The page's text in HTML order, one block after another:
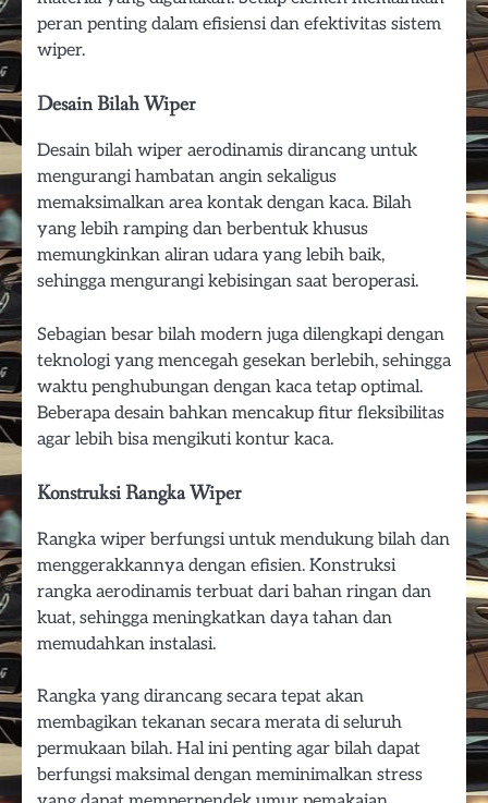
peran penting dalam efisiensi dan efektivitas sistem
wiper.
Desain Bilah Wiper
Desain bilah wiper aerodinamis dirancang untuk
mengurangi hambatan angin sekaligus
memaksimalkan area kontak dengan kaca. Bilah
yang lebih ramping dan berbentuk khusus
memungkinkan aliran udara yang lebih baik,
sehingga mengurangi kebisingan saat beroperasi.
Sebagian besar bilah modern juga dilengkapi dengan
teknologi yang mencegah gesekan berlebih, sehingga
waktu penghubungan dengan kaca tetap optimal.
Beberapa desain bahkan mencakup fitur fleksibilitas
agar lebih bisa mengikuti kontur kaca.
Konstruksi Rangka Wiper
Rangka wiper berfungsi untuk mendukung bilah dan
menggerakkannya dengan efisien. Konstruksi
rangka aerodinamis terbuat dari bahan ringan dan
kuat, sehingga meningkatkan daya tahan dan
memudahkan instalasi.
Rangka yang dirancang secara tepat akan
membagikan tekanan secara merata di seluruh
permukaan bilah. Hal ini penting agar bilah dapat
berfungsi maksimal dengan meminimalkan stress